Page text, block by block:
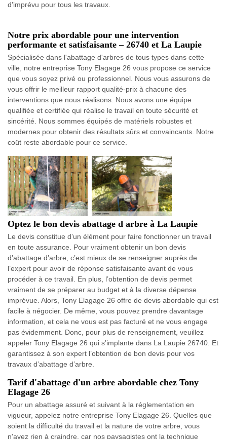
d'imprévu pour tous les travaux.
Notre prix abordable pour une intervention
performante et satisfaisante – 26740 et La Laupie
Spécialisée dans l'abattage d'arbres de tous types dans cette
ville, notre entreprise Tony Elagage 26 vous propose ce service
que vous soyez privé ou professionnel. Nous vous assurons de
vous offrir le meilleur rapport qualité-prix à chacune des
interventions que nous réalisons. Nous avons une équipe
qualifiée et certifiée qui réalise le travail en toute sécurité et
sincérité. Nous sommes équipés de matériels robustes et
modernes pour obtenir des résultats sûrs et convaincants. Notre
coût reste abordable pour ce service.
Optez le bon devis abattage d arbre à La Laupie
Le devis constitue d’un élément pour faire fonctionner un travail
en toute assurance. Pour vraiment obtenir un bon devis
d’abattage d’arbre, c’est mieux de se renseigner auprès de
l’expert pour avoir de réponse satisfaisante avant de vous
procéder à ce travail. En plus, l’obtention de devis permet
vraiment de se préparer au budget et à la diverse dépense
imprévue. Alors, Tony Elagage 26 offre de devis abordable qui est
facile à négocier. De même, vous pouvez prendre davantage
information, et cela ne vous est pas facturé et ne vous engage
pas évidemment. Donc, pour plus de renseignement, veuillez
appeler Tony Elagage 26 qui s’implante dans La Laupie 26740. Et
garantissez à son expert l’obtention de bon devis pour vos
travaux d’abattage d’arbre.
Tarif d'abattage d'un arbre abordable chez Tony
Elagage 26
Pour un abattage assuré et suivant à la réglementation en
vigueur, appelez notre entreprise Tony Elagage 26. Quelles que
soient la difficulté du travail et la nature de votre arbre, vous
n'avez rien à craindre, car nos paysagistes ont la technique